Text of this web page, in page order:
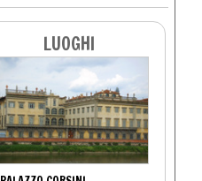
LUOGHI